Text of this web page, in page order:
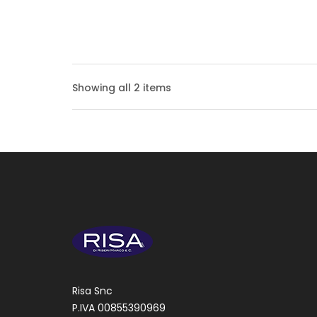
Showing all 2 items
Risa Snc
P.IVA 00855390969